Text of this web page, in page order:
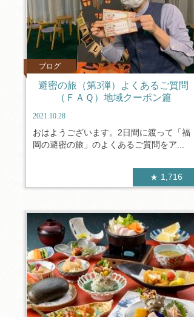
ブログ
避密の旅（第3弾）よくあるご質問
（ＦＡＱ）地域クーポン篇
2021.10.28
おはようございます。2日間に渡って「福
岡の避密の旅」のよくあるご質問をア...
1,716